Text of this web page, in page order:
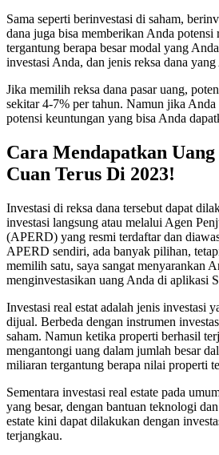
Sama seperti berinvestasi di saham,
dana juga bisa memberikan Anda potensi
tergantung berapa besar modal yang
investasi Anda, dan jenis reksa dana
Jika memilih reksa dana pasar uang,
sekitar 4-7% per tahun. Namun jika Anda
potensi keuntungan yang bisa Anda
Cara Mendapatkan
Cuan Terus Di 2023!
Investasi di reksa dana tersebut dapat
investasi langsung atau melalui Agen
(APERD) yang resmi terdaftar dan
APERD sendiri, ada banyak pilihan,
memilih satu, saya sangat menyarankan
menginvestasikan uang Anda di aplikasi
Investasi real estat adalah jenis investasi
dijual. Berbeda dengan instrumen
saham. Namun ketika properti berhasil
mengantongi uang dalam jumlah besar
miliaran tergantung berapa nilai properti
Sementara investasi real estate pada
yang besar, dengan bantuan teknologi
estate kini dapat dilakukan dengan
terjangkau.